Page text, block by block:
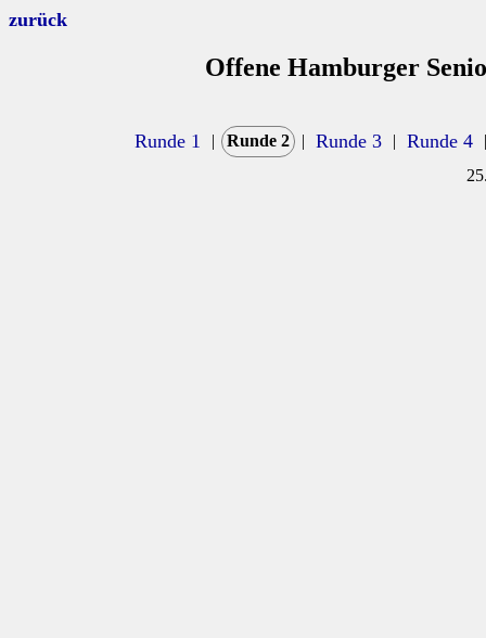
zurück
Offene Hamburger
Runde 1 | Runde 2 | Runde 3 | Runde 4
|